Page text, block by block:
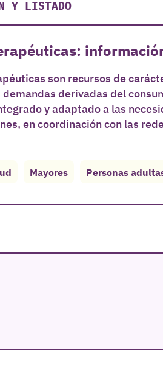
Y LISTADO
son recursos de
derivadas del
y adaptado a las
en coordinación con las
Mayores Personas